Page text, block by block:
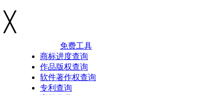
╳
免费工具
商标进度查询
作品版权查询
软件著作权查询
专利查询